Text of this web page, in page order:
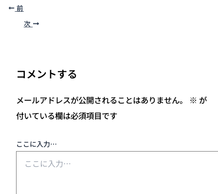
前
次
コメントする
メールアドレスが公開されることはありません。 ※ が
付いている欄は必須項目です
ここに入力…